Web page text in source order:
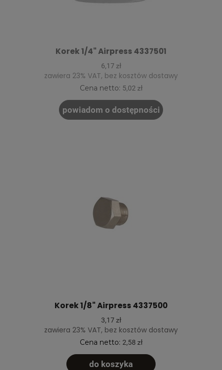
Korek 1/4" Airpress 4337501
6,17 zł
zawiera 23% VAT, bez kosztów dostawy
Cena netto: 5,02 zł
powiadom o dostępności
Korek 1/8" Airpress 4337500
3,17 zł
zawiera 23% VAT, bez kosztów dostawy
Cena netto: 2,58 zł
do koszyka